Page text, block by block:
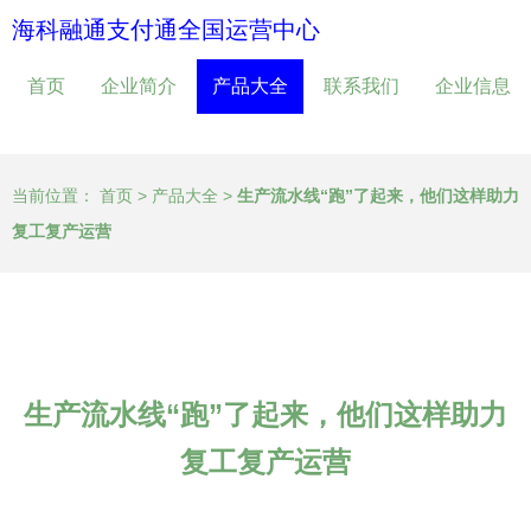
海科融通支付通全国运营中心
首页 企业简介 产品大全 联系我们 企业信息
当前位置： 首页 > 产品大全 > 生产流水线“跑”了起来，他们这样助力
复工复产运营
生产流水线“跑”了起来，他们这样助力
复工复产运营